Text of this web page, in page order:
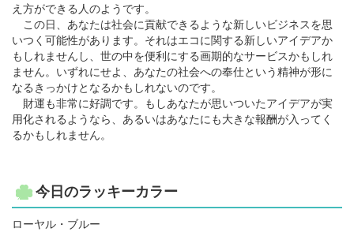
え方ができる人のようです。
この日、あなたは社会に貢献できるような新しいビジネスを思
いつく可能性があります。それはエコに関する新しいアイデアか
もしれませんし、世の中を便利にする画期的なサービスかもしれ
ません。いずれにせよ、あなたの社会への奉仕という精神が形に
なるきっかけとなるかもしれないのです。
財運も非常に好調です。もしあなたが思いついたアイデアが実
用化されるようなら、あるいはあなたにも大きな報酬が入ってく
るかもしれません。
今日のラッキーカラー
ローヤル・ブルー